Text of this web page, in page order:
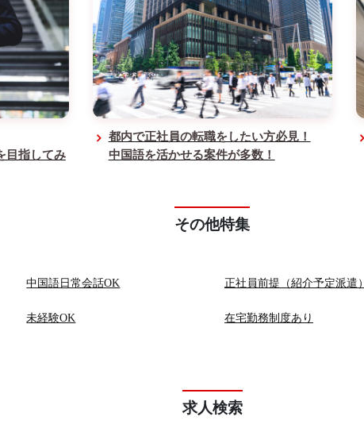
目指してみ
都内で正社員の転職をしたい方必見！
中国語を活かせる案件が多数！
その他特集
中国語日常会話OK 正社員前提（紹介予定派遣）
未経験OK 在宅勤務制度あり
求人検索